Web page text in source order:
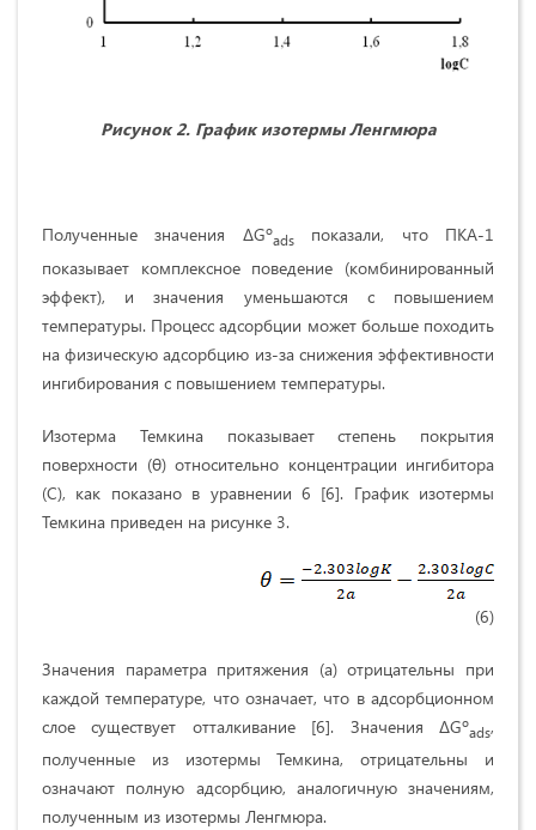
Рисунок 2. График изотермы Ленгмюра
Полученные значения ΔGºadsпоказали, что ПКА-1
показывает комплексное поведение (комбинированный
эффект), и значения уменьшаются с повышением
температуры. Процесс адсорбции может больше походить
на физическую адсорбцию из-за снижения эффективности
ингибирования с повышением температуры.
Изотерма Темкина показывает степень покрытия
поверхности (θ) относительно концентрации ингибитора
(C), как показано в уравнении 6 [6]. График изотермы
Темкина приведен на рисунке 3.
(6)
Значения параметра притяжения (а) отрицательны при
каждой температуре, что означает, что в адсорбционном
слое существует отталкивание [6]. Значения ΔGºads,
полученные из изотермы Темкина, отрицательны и
означают полную адсорбцию, аналогичную значениям,
полученным из изотермы Ленгмюра.